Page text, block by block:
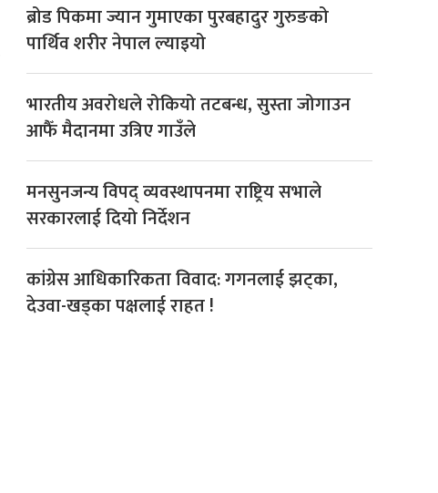
ब्रोड पिकमा ज्यान गुमाएका पुरबहादुर गुरुङको
पार्थिव शरीर नेपाल ल्याइयो
भारतीय अवरोधले रोकियो तटबन्ध, सुस्ता जोगाउन
आफैँ मैदानमा उत्रिए गाउँले
मनसुनजन्य विपद् व्यवस्थापनमा राष्ट्रिय सभाले
सरकारलाई दियो निर्देशन
कांग्रेस आधिकारिकता विवाद: गगनलाई झट्का,
देउवा-खड्का पक्षलाई राहत !